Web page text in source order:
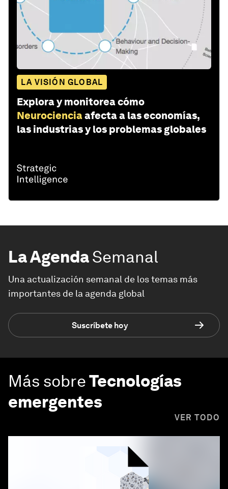
LA VISIÓN GLOBAL
Explora y monitorea cómo
Neurocienciaafecta a las economías,
las industrias y los problemas globales
La AgendaSemanal
Una actualización semanal de los temas más
importantes de la agenda global
Suscríbete hoy
Más sobreTecnologías
emergentes
VER TODO